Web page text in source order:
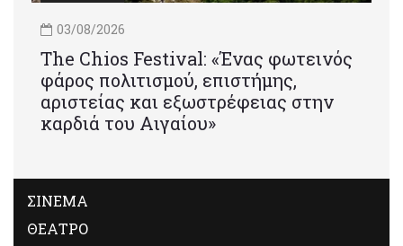
03/08/2026
Τhe Chios Festival: «Ένας φωτεινός
φάρος πολιτισμού, επιστήμης,
αριστείας και εξωστρέφειας στην
καρδιά του Αιγαίου»
ΣΙΝΕΜΑ
ΘΕΑΤΡΟ